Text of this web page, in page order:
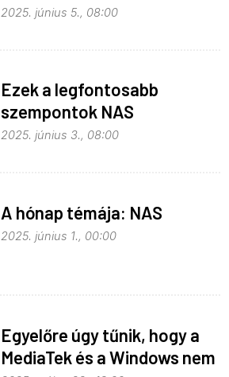
2025. június 5., 08:00
Ezek a legfontosabb
szempontok NAS
vásárlásakor
2025. június 3., 08:00
A hónap témája: NAS
2025. június 1., 00:00
Egyelőre úgy tűnik, hogy a
MediaTek és a Windows nem